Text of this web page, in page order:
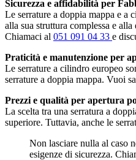
Sicurezza e affidabilità per
Le serrature a doppia mappa e a
alla sua struttura complessa e
Chiamaci al 051 091 04 33 e
Praticità e manutenzione per
Le serrature a cilindro europeo
serrature a doppia mappa. Vuoi
Prezzi e qualità per apertura
La scelta tra una serratura a
superiore. Tuttavia, anche le
Non lasciare nulla al caso
esigenze di sicurezza.